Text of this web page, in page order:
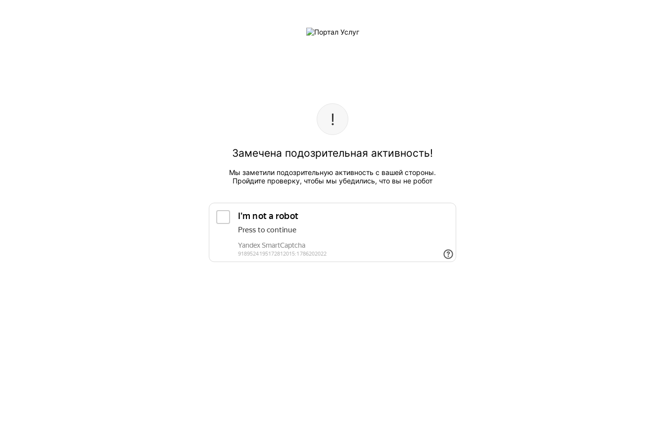
Замечена подозрительная активность!
Мы заметили подозрительную активность с вашей стороны.
Пройдите проверку, чтобы мы убедились, что вы не робот